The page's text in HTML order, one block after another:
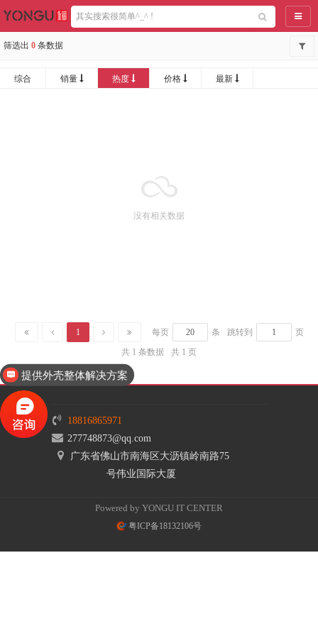
导航
筛选出 0 条数据
综合 销量 热度 价格 最新
没有相关数据
1 每页 条 跳转到
页
共 1 条数据
共 1 页
18816865971
277748873@qq.com
广东省佛山市南海区大沥镇岭南路75
号伟业国际大厦
Powered by YONGU IT CENTER
粤ICP备18132106号
提供外壳整体解决方案